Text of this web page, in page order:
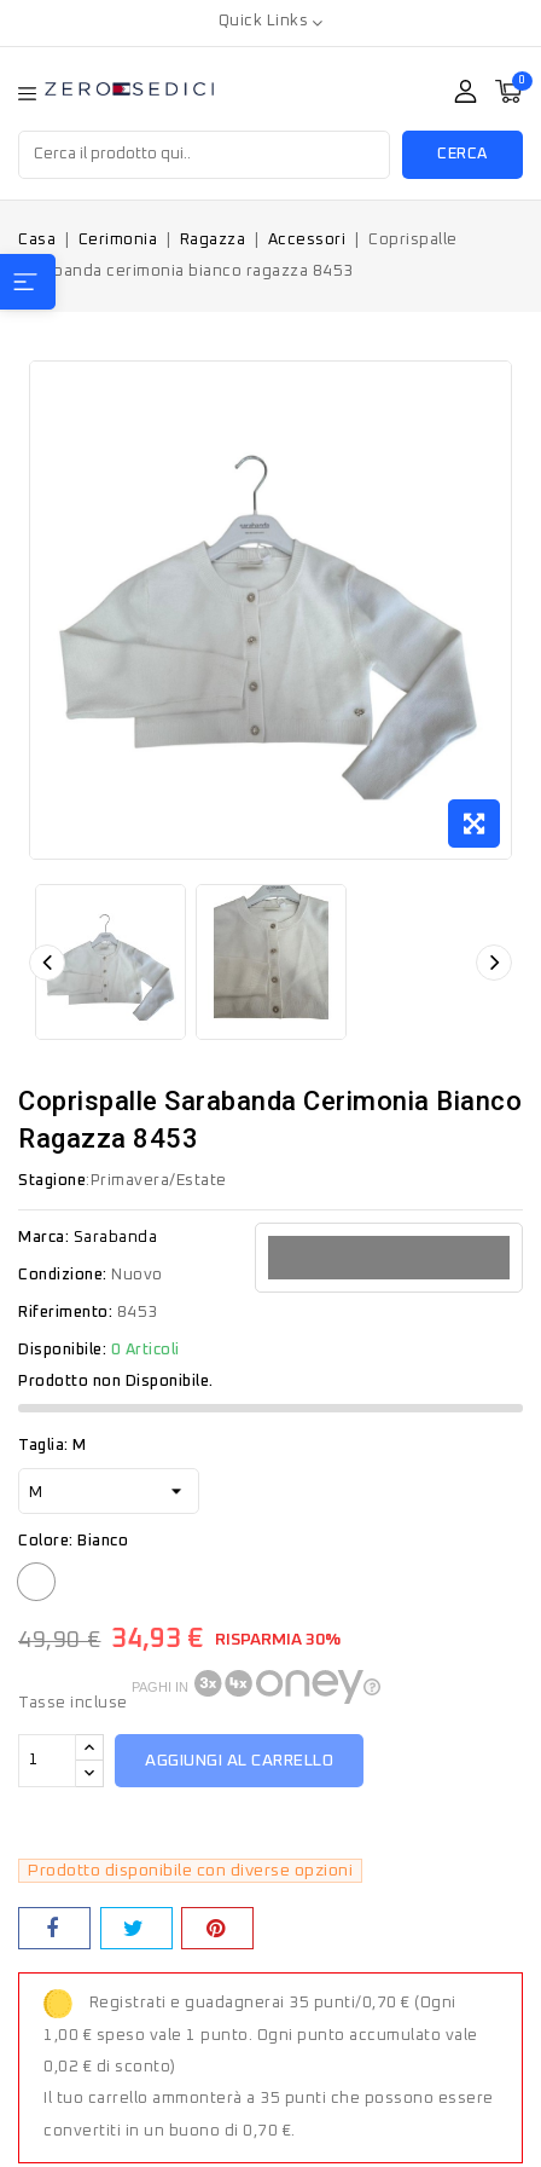
Quick Links
0
CERCA
Casa Cerimonia Ragazza Accessori
Coprispalle
Sarabanda cerimonia bianco ragazza 8453
Coprispalle Sarabanda Cerimonia Bianco
Ragazza 8453
Stagione:Primavera/Estate
Marca: Sarabanda
Condizione: Nuovo
Riferimento: 8453
Disponibile: 0 Articoli
Prodotto non Disponibile.
Taglia: M
Colore: Bianco
Bianco
49,90 € 34,93 € RISPARMIA 30%
Tasse incluse
PAGHI IN
AGGIUNGI AL CARRELLO
Prodotto disponibile con diverse opzioni
Registrati e guadagnerai 35 punti/0,70 € (Ogni
1,00 € speso vale 1 punto. Ogni punto accumulato vale
0,02 € di sconto)
Il tuo carrello ammonterà a 35 punti che possono essere
convertiti in un buono di 0,70 €.